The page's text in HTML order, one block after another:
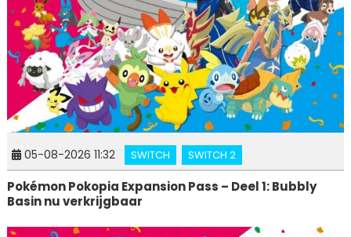
05-08-2026 11:32 SWITCH SWITCH 2
Pokémon Pokopia Expansion Pass – Deel 1: Bubbly
Basin nu verkrijgbaar